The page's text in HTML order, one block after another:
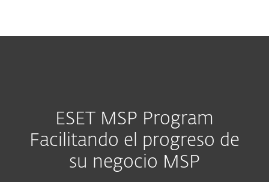
ESET MSP Program
Facilitando el progreso de
su negocio MSP